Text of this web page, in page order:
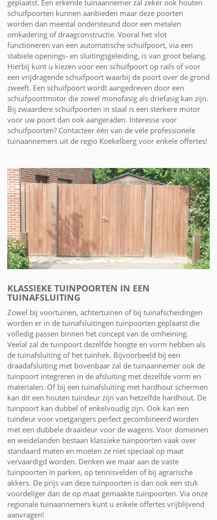
geplaatst. Een erkende tuinaannemer zal zeker ook houten
schuifpoorten kunnen aanbieden maar deze poorten
worden dan meestal ondersteund door een metalen
omkadering of draagconstructie. Vooral het vlot
functioneren van een automatische schuifpoort, via een
stabiele openings- en sluitingsgeleiding, is van groot belang.
Hierbij kunt u kiezen voor een schuifpoort op rails of voor
een vrijdragende schuifpoort waarbij de poort over de grond
zweeft. Een schuifpoort wordt aangedreven door een
schuifpoortmotor die zowel monofasig als driefasig kan zijn.
Bij zwaardere schuifpoorten in staal is een sterkere motor
voor uw poort dan ook aangeraden. Interesse voor
schuifpoorten? Contacteer één van de vele professionele
tuinaannemers uit de regio Koekelberg voor enkele offertes!
KLASSIEKE TUINPOORTEN IN EEN
TUINAFSLUITING
Zowel bij voortuinen, achtertuinen of bij tuinafscheidingen
worden er in de tuinafsluitingen tuinpoorten geplaatst die
volledig passen binnen het concept van de omheining.
Veelal zal de tuinpoort dezelfde hoogte en vorm hebben als
de tuinafsluiting of het tuinhek. Bijvoorbeeld bij een
draadafsluiting met bovenbaar zal de tuinaannemer ook de
tuinpoort integreren in de afsluiting met dezelfde vorm en
materialen. Of bij een tuinafsluiting met hardhout schermen
kan dit een houten tuindeur zijn van hetzelfde hardhout. De
tuinpoort kan dubbel of enkelvoudig zijn. Ook kan een
tuindeur voor voetgangers perfect gecombineerd worden
met een dubbele draaideur voor de wagens. Voor domeinen
en weidelanden bestaan klassieke tuinpoorten vaak over
standaard maten en moeten ze niet speciaal op maat
vervaardigd worden. Denken we maar aan de vaste
tuinpoorten in parken, op tennisvelden of bij agrarische
akkers. De prijs van deze tuinpoorten is dan ook een stuk
voordeliger dan de op maat gemaakte tuinpoorten. Via onze
regionale tuinaannemers kunt u enkele offertes vrijblijvend
aanvragen!